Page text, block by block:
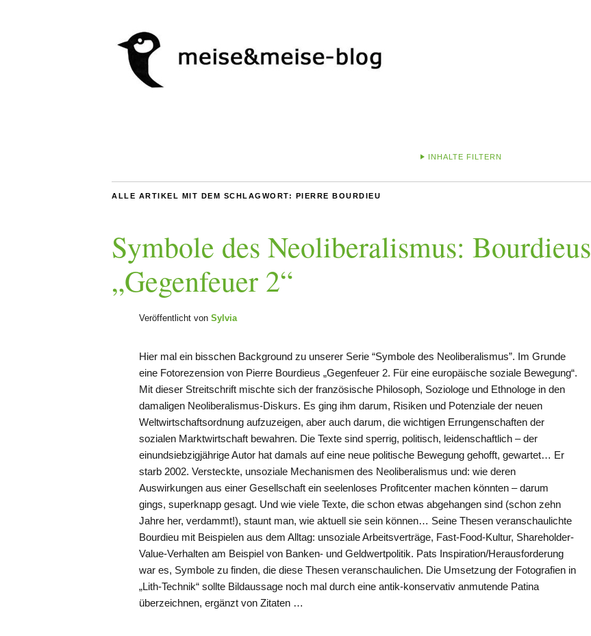
INHALTE FILTERN
ALLE ARTIKEL MIT DEM SCHLAGWORT: PIERRE BOURDIEU
Symbole des Neoliberalismus: Bourdieus
„Gegenfeuer 2“
Veröffentlicht von Sylvia
Hier mal ein bisschen Background zu unserer Serie “Symbole des Neoliberalismus”. Im Grunde
eine Fotorezension von Pierre Bourdieus „Gegenfeuer 2. Für eine europäische soziale Bewegung“.
Mit dieser Streitschrift mischte sich der französische Philosoph, Soziologe und Ethnologe in den
damaligen Neoliberalismus-Diskurs. Es ging ihm darum, Risiken und Potenziale der neuen
Weltwirtschaftsordnung aufzuzeigen, aber auch darum, die wichtigen Errungenschaften der
sozialen Marktwirtschaft bewahren. Die Texte sind sperrig, politisch, leidenschaftlich – der
einundsiebzigjährige Autor hat damals auf eine neue politische Bewegung gehofft, gewartet… Er
starb 2002. Versteckte, unsoziale Mechanismen des Neoliberalismus und: wie deren
Auswirkungen aus einer Gesellschaft ein seelenloses Profitcenter machen könnten – darum
gings, superknapp gesagt. Und wie viele Texte, die schon etwas abgehangen sind (schon zehn
Jahre her, verdammt!), staunt man, wie aktuell sie sein können… Seine Thesen veranschaulichte
Bourdieu mit Beispielen aus dem Alltag: unsoziale Arbeitsverträge, Fast-Food-Kultur, Shareholder-
Value-Verhalten am Beispiel von Banken- und Geldwertpolitik. Pats Inspiration/Herausforderung
war es, Symbole zu finden, die diese Thesen veranschaulichen. Die Umsetzung der Fotografien in
„Lith-Technik“ sollte Bildaussage noch mal durch eine antik-konservativ anmutende Patina
überzeichnen, ergänzt von Zitaten …